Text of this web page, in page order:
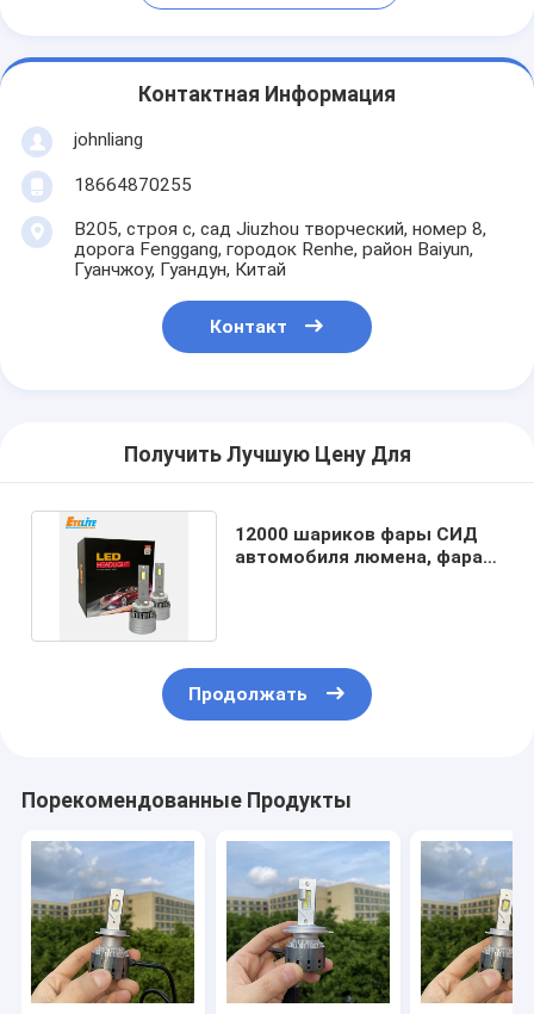
Контактная Информация
johnliang
18664870255
B205, строя c, сад Jiuzhou творческий, номер 8,
дорога Fenggang, городок Renhe, район Baiyun,
Гуанчжоу, Гуандун, Китай
Контакт
Получить Лучшую Цену Для
12000 шариков фары СИД
автомобиля люмена, фара
Продолжать
Порекомендованные Продукты